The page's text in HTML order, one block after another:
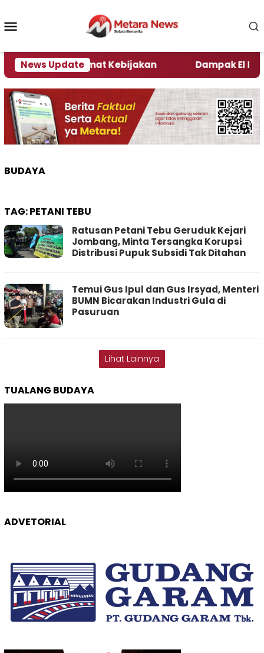
konten
News Update
Kata Pengamat Kebijakan Dampak El Nino,
BUDAYA
TAG:PETANI TEBU
Ratusan Petani Tebu Geruduk Kejari
Jombang, Minta Tersangka Korupsi
Distribusi Pupuk Subsidi Tak Ditahan
Temui Gus Ipul dan Gus Irsyad, Menteri
BUMN Bicarakan Industri Gula di
Pasuruan
Lihat Lainnya
TUALANG BUDAYA
ADVETORIAL